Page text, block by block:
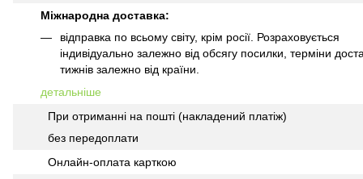
Міжнародна доставка:
відправка по всьому світу, крім росії. Розраховується
індивідуально залежно від обсягу посилки, терміни
тижнів залежно від країни.
детальніше
При отриманні на пошті (накладений платіж)
без передоплати
Онлайн-оплата карткою